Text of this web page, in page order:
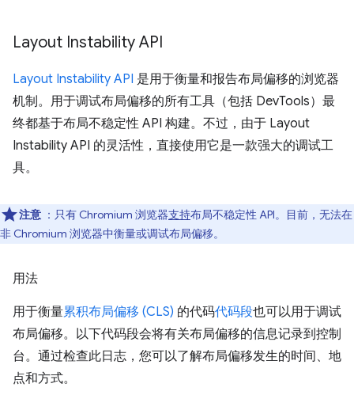
Layout Instability API
Layout Instability API 是用于衡量和报告布局偏移的浏览器
机制。用于调试布局偏移的所有工具（包括 DevTools）最
终都基于布局不稳定性 API 构建。不过，由于 Layout
Instability API 的灵活性，直接使用它是一款强大的调试工
具。
注意 ：只有 Chromium 浏览器支持布局不稳定性 API。目前，无法在
非 Chromium 浏览器中衡量或调试布局偏移。
用法
用于衡量累积布局偏移 (CLS) 的代码代码段也可以用于调试
布局偏移。以下代码段会将有关布局偏移的信息记录到控制
台。通过检查此日志，您可以了解布局偏移发生的时间、地
点和方式。